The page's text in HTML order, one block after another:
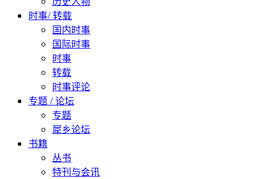
时事/ 转载
国内时事
国际时事
时事
转载
时事评论
专题 / 论坛
专题
犀乡论坛
书籍
丛书
特刊与会讯